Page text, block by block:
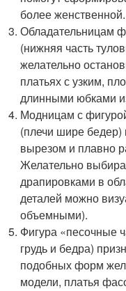
более женственной.
Обладательницам
(нижняя часть
желательно
платьях с узким,
длинными юбками
Модницам с
(плечи шире бедер)
вырезом и плавно
Желательно
драпировками в
деталей можно
объемными).
Фигура «песочные
грудь и бедра)
подобных форм
модели, платья